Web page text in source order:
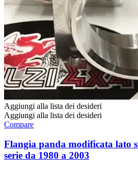
Aggiungi alla lista dei desideri
Aggiungi alla lista dei desideri
Compare
Flangia panda modificata lato
serie da 1980 a 2003